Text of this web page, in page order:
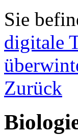
Sie
digitale
Zurück